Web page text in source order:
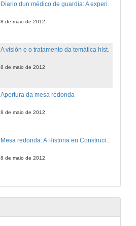
Diario dun médico de guardia: A experiencia dun blog
8 de maio de 2012
8 de maio de 2012
Apertura da mesa redonda
8 de maio de 2012
8 de maio de 2012